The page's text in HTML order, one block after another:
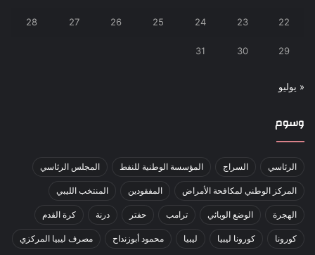
22
23
24
25
26
27
28
29
30
31
« يوليو
وسوم
الرئاسي السراج المؤسسة الوطنية للنفط المجلس الرئاسي
المركز الوطني لمكافحة الأمراض المفقودين المنتخب الليبي
الهجرة الوضع الوبائي ترامب حفتر درنة كرة القدم
كورونا كورونا ليبيا ليبيا محمود أبوزنداح مصرف ليبيا المركزي